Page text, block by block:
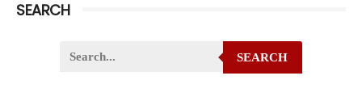
SEARCH
SEARCH